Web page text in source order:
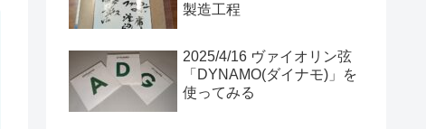
製造工程
2025/4/16 ヴァイオリン弦
「DYNAMO(ダイナモ)」を
使ってみる